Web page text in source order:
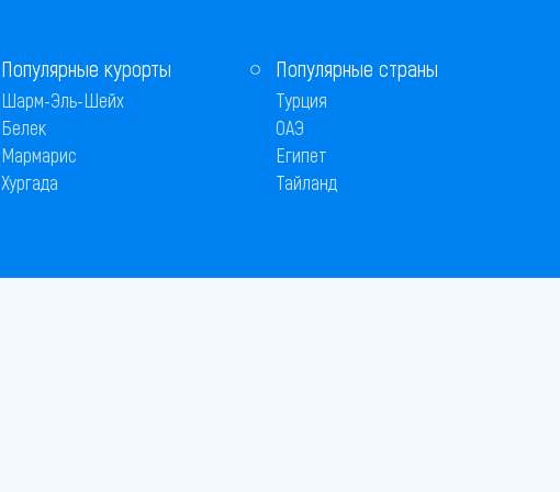
Популярные курорты
Шарм-Эль-Шейх
Белек
Мармарис
Хургада
Популярные страны
Турция
ОАЭ
Египет
Тайланд